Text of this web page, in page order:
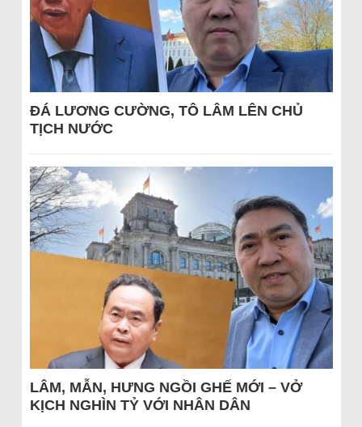
ĐÁ LƯƠNG CƯỜNG, TÔ LÂM LÊN CHỦ
TỊCH NƯỚC
LÂM, MẪN, HƯNG NGỒI GHẾ MỚI – VỞ
KỊCH NGHÌN TỶ VỚI NHÂN DÂN